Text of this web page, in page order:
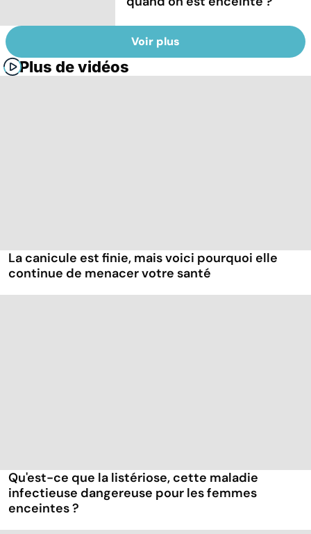
Voir plus
Plus de vidéos
La canicule est finie, mais voici pourquoi elle
continue de menacer votre santé
Qu'est-ce que la listériose, cette maladie
infectieuse dangereuse pour les femmes
enceintes ?